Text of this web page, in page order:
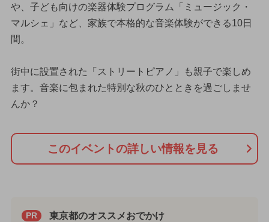
や、子ども向けの楽器体験プログラム「ミュージック・
マルシェ」など、家族で本格的な音楽体験ができる10日
間。
街中に設置された「ストリートピアノ」も親子で楽しめ
ます。音楽に包まれた特別な秋のひとときを過ごしませ
んか？
このイベントの詳しい情報を見る
PR 東京都のオススメおでかけ